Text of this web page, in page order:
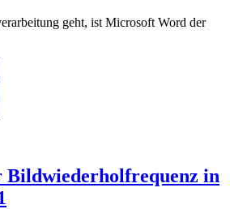
geht, ist Microsoft Word der
Bildwiederholfrequenz in